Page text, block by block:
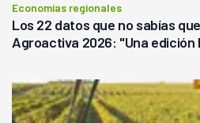
Economías regionales
Los 22 datos que no sabías
Agroactiva 2026: "Una